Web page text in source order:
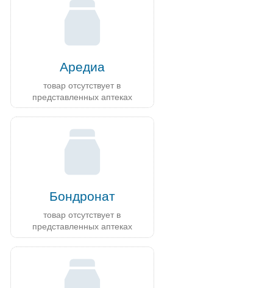
Аредиа
товар отсутствует в
представленных аптеках
Бондронат
товар отсутствует в
представленных аптеках